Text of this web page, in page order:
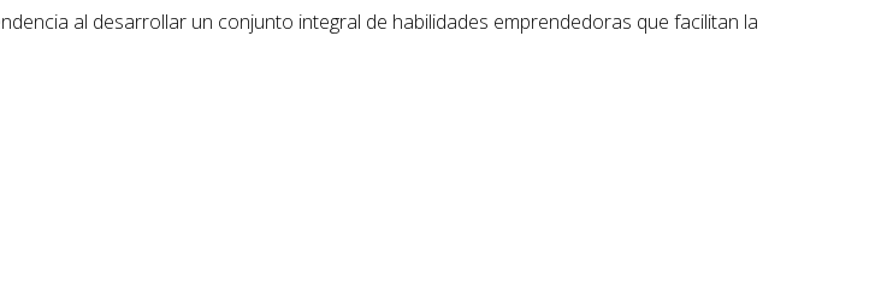
al desarrollar un conjunto integral de habilidades emprendedoras que facilitan la